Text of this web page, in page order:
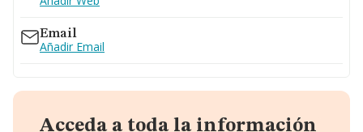
Email
Añadir Email
Acceda a toda la información